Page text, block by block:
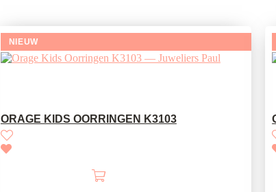
NIEUW
ORAGE KIDS OORRINGEN K3103